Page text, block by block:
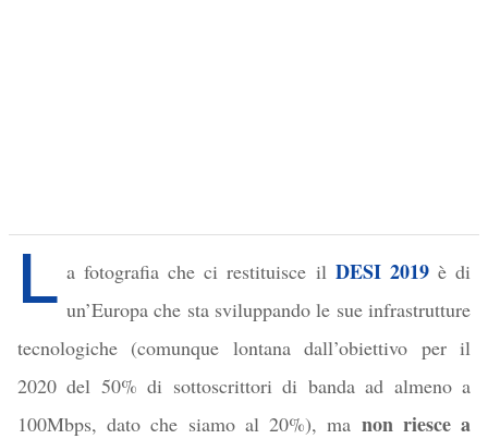
L a fotografia che ci restituisce il DESI 2019è di
un’Europa che sta sviluppando le sue infrastrutture
tecnologiche (comunque lontana dall’obiettivo per il
2020 del 50% di sottoscrittori di banda ad almeno a
100Mbps, dato che siamo al 20%), ma non riesce a